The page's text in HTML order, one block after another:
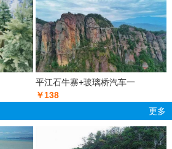
平江石牛寨+玻璃桥汽车一
￥138
更多